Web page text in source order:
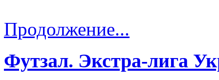
Продолжение...
Футзал. Экстра-лига